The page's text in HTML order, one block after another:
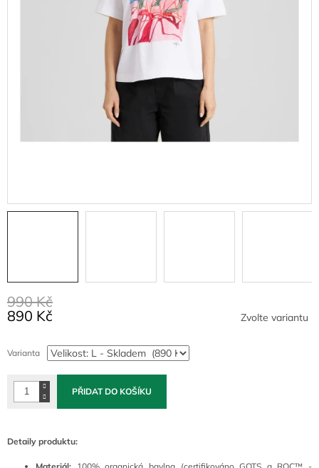
990 Kč
890 Kč
cena:
Zvolte variantu
Varianta
PŘIDAT DO KOŠÍKU
Detaily produktu: